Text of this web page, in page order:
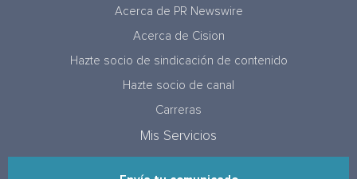
Acerca de PR Newswire
Acerca de Cision
Hazte socio de sindicación de contenido
Hazte socio de canal
Carreras
Mis Servicios